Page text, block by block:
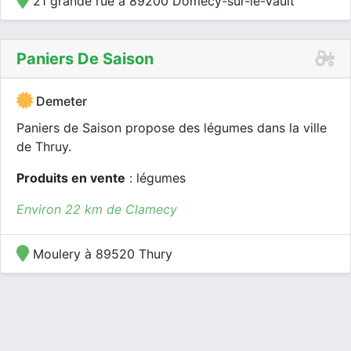
Paniers De Saison
Demeter
Paniers de Saison propose des légumes dans la ville
de Thruy.
Produits en vente : légumes
Environ 22 km de Clamecy
Moulery à 89520 Thury